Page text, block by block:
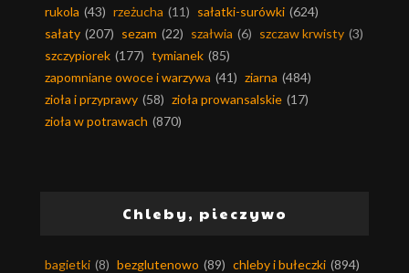
rukola (43) rzeżucha (11) sałatki-surówki (624)
sałaty (207) sezam (22) szałwia (6) szczaw krwisty (3)
szczypiorek (177) tymianek (85)
zapomniane owoce i warzywa (41) ziarna (484)
zioła i przyprawy (58) zioła prowansalskie (17)
zioła w potrawach (870)
Chleby, pieczywo
bagietki (8) bezglutenowo (89) chleby i bułeczki (894)